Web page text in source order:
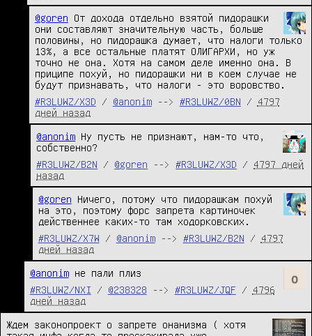
@goren От дохода отдельно взятой пидорашки
они составляют значительную часть, больше
половины, но пидорашка думает, что налоги только
13%, а все остальные платят ОЛИГАРХИ, но уж
точно не она. Хотя на самом деле именно она. В
приципе похуй, но пидорашки ни в коем случае не
будут признавать, что налоги - это воровство.
#R3LUWZ/X3D
/ @anonim--> #R3LUWZ/0BN / 4797
дней назад
@anonim Ну пусть не признают, нам-то что,
собственно?
#R3LUWZ/B2N
/ @goren --> #R3LUWZ/X3D / 4797 дней
назад
@goren Ничего, потому что пидорашкам похуй
на это, поэтому форс запрета картиночек
действеннее каких-то там ходорковских.
#R3LUWZ/X7W
/ @anonim--> #R3LUWZ/B2N / 4797
дней назад
@anonim не пали плиз
#R3LUWZ/NXI
/ @238328 --> #R3LUWZ/JQF / 4796
дней назад
Ждем законопроект о запрете онанизма ( хотя